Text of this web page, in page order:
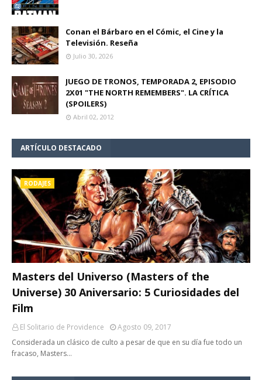
Conan el Bárbaro en el Cómic, el Cine y la
Televisión. Reseña
Julio 30, 2026
JUEGO DE TRONOS, TEMPORADA 2, EPISODIO
2X01 "THE NORTH REMEMBERS". LA CRÍTICA
(SPOILERS)
Abril 02, 2012
ARTÍCULO DESTACADO
RODAJES
Masters del Universo (Masters of the
Universe) 30 Aniversario: 5 Curiosidades del
Film
El Solitario de Providence
Agosto 09, 2017
Considerada un clásico de culto a pesar de que en su día fue todo un
fracaso, Masters…